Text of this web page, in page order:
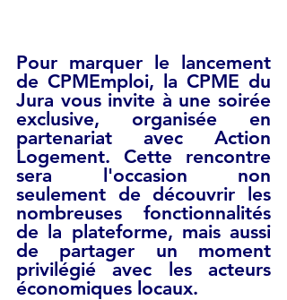
Pour marquer le lancement
de CPMEmploi, la CPME du
Jura vous invite à une soirée
exclusive, organisée en
partenariat avec Action
Logement. Cette rencontre
sera l'occasion non
seulement de découvrir les
nombreuses fonctionnalités
de la plateforme, mais aussi
de partager un moment
privilégié avec les acteurs
économiques locaux.